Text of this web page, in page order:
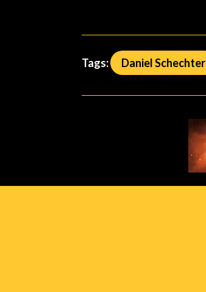
Tags: Daniel Schechter